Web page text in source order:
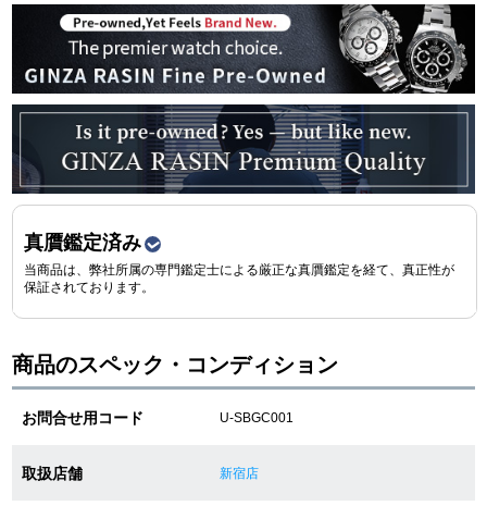
GINZA RASINのプレミアムクオリティについて
送料・お支払方法
ショッピングローンの流れ
よくある質問
お問い合わせ
保証・アフターサービス
真贋鑑定済み
当商品は、弊社所属の専門鑑定士による厳正な真贋鑑定を経て、真正性が
保証されております。
商品のスペック・コンディション
お問合せ用コード U-SBGC001
取扱店舗 新宿店